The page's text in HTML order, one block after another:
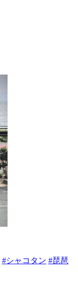
#シャコタン #琵琶